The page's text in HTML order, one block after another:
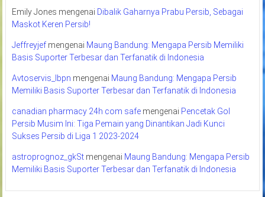
Emily Jones mengenai Dibalik Gaharnya Prabu Persib, Sebagai
Maskot Keren Persib!
Jeffreyjefmengenai Maung Bandung: Mengapa Persib Memiliki
Basis Suporter Terbesar dan Terfanatik di Indonesia
Avtoservis_lbpn mengenai Maung Bandung: Mengapa Persib
Memiliki Basis Suporter Terbesar dan Terfanatik di Indonesia
canadian pharmacy 24h com safemengenai Pencetak Gol
Persib Musim Ini: Tiga Pemain yang Dinantikan Jadi Kunci
Sukses Persib di Liga 1 2023-2024
astroprognoz_gkStmengenai Maung Bandung: Mengapa Persib
Memiliki Basis Suporter Terbesar dan Terfanatik di Indonesia